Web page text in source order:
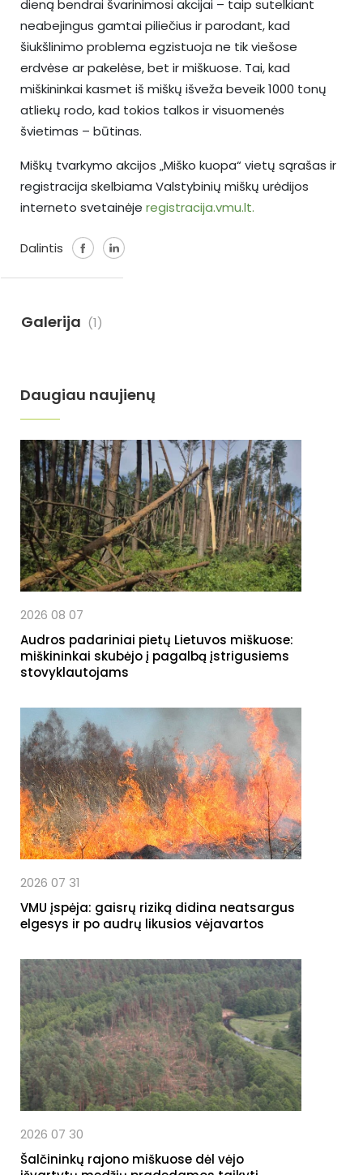
dieną bendrai švarinimosi akcijai – taip sutelkiant
neabejingus gamtai piliečius ir parodant, kad
šiukšlinimo problema egzistuoja ne tik viešose
erdvėse ar pakelėse, bet ir miškuose. Tai, kad
miškininkai kasmet iš miškų išveža beveik 1000 tonų
atliekų rodo, kad tokios talkos ir visuomenės
švietimas – būtinas.
Miškų tvarkymo akcijos „Miško kuopa“ vietų sąrašas ir
registracija skelbiama Valstybinių miškų urėdijos
interneto svetainėje registracija.vmu.lt.
Dalintis
Galerija (1)
Daugiau naujienų
2026 08 07
Audros padariniai pietų Lietuvos miškuose:
miškininkai skubėjo į pagalbą įstrigusiems
stovyklautojams
2026 07 31
VMU įspėja: gaisrų riziką didina neatsargus
elgesys ir po audrų likusios vėjavartos
2026 07 30
Šalčininkų rajono miškuose dėl vėjo